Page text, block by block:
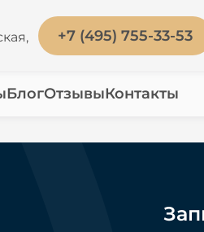
+7 (495) 755-33-53
БлогОтзывыКонтакты